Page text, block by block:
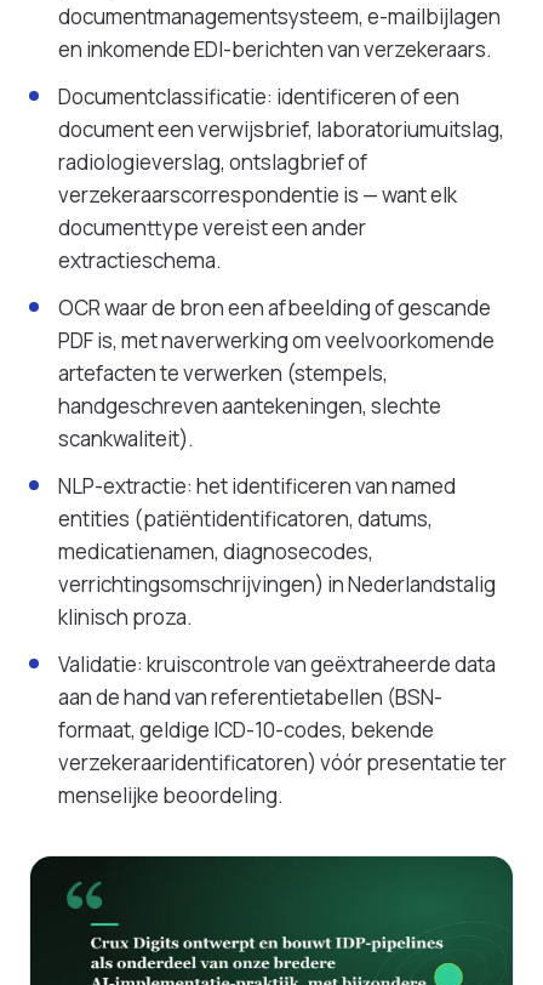
documentmanagementsysteem, e-mailbijlagen
en inkomende EDI-berichten van verzekeraars.
Documentclassificatie: identificeren of een
document een verwijsbrief, laboratoriumuitslag,
radiologieverslag, ontslagbrief of
verzekeraarscorrespondentie is — want elk
documenttype vereist een ander
extractieschema.
OCR waar de bron een afbeelding of gescande
PDF is, met naverwerking om veelvoorkomende
artefacten te verwerken (stempels,
handgeschreven aantekeningen, slechte
scankwaliteit).
NLP-extractie: het identificeren van named
entities (patiëntidentificatoren, datums,
medicatienamen, diagnosecodes,
verrichtingsomschrijvingen) in Nederlandstalig
klinisch proza.
Validatie: kruiscontrole van geëxtraheerde data
aan de hand van referentietabellen (BSN-
formaat, geldige ICD-10-codes, bekende
verzekeraaridentificatoren) vóór presentatie ter
menselijke beoordeling.